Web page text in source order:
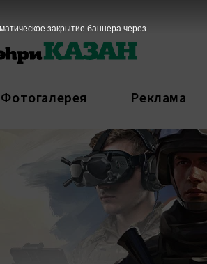
Фотогалерея Реклама
закрытие баннера через